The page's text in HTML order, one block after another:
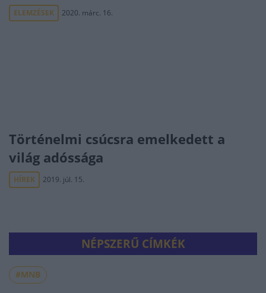
ELEMZÉSEK 2020. márc. 16.
Történelmi csúcsra emelkedett a
világ adóssága
HÍREK 2019. júl. 15.
NÉPSZERŰ CÍMKÉK
#MNB